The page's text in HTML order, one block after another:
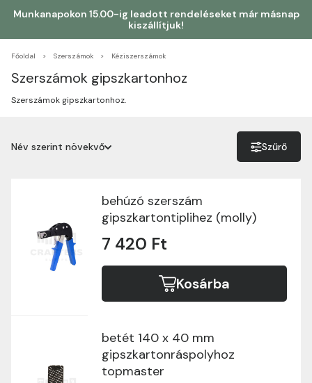
Munkanapokon 15.00-ig leadott rendeléseket már másnap
kiszállítjuk!
Főoldal Szerszámok Kéziszerszámok
Szerszámok gipszkartonhoz
Szerszámok gipszkartonhoz.
Név szerint növekvő
Név szerint csökkenő
Ár szerint növekvő
Ár szerint csökkenő
Szűrő
behúzó szerszám
gipszkartontiplihez (molly)
7 420 Ft
Kosárba
betét 140 x 40 mm
gipszkartonráspolyhoz
topmaster